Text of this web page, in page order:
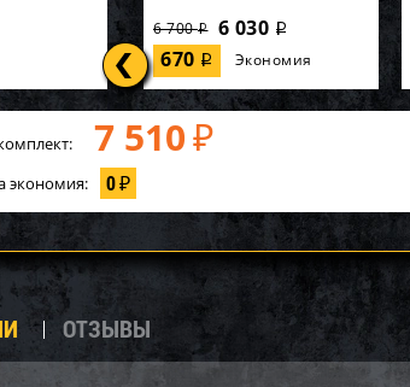
6 700i 6 030 i
670 i Экономия
7 510 ₽
экономия: 0₽
ОТЗЫВЫ